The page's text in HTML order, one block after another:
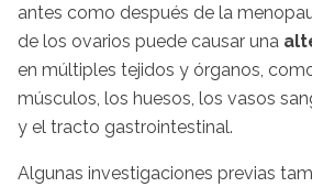
antes como después de la
de los ovarios puede causar una
en múltiples tejidos y órganos,
músculos, los huesos, los vasos
y el tracto gastrointestinal.
Algunas investigaciones previas